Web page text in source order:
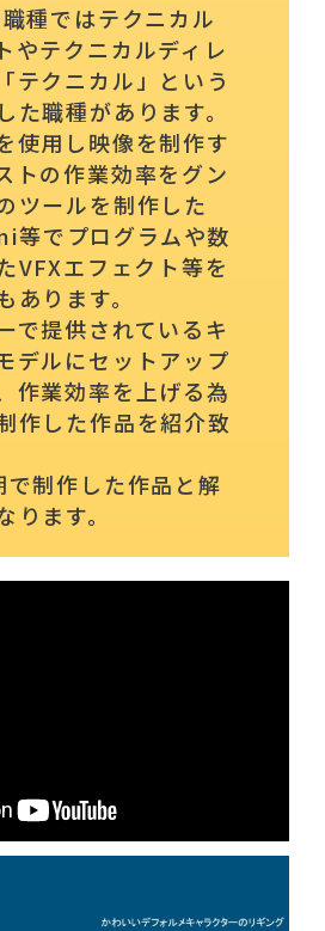
種ではテクニカル
やテクニカルディレ
テクニカル」という
た職種があります。
使用し映像を制作す
トの作業効率をグン
ツールを制作した
等でプログラムや数
VFXエフェクト等を
あります。
で提供されているキ
デルにセットアップ
作業効率を上げる為
作した作品を紹介致
で制作した作品と解
ります。